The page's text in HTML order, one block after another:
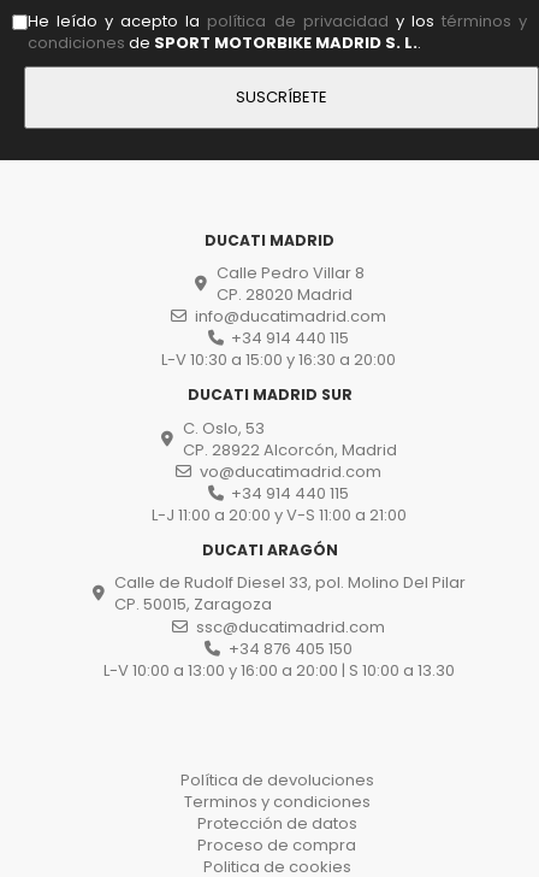
He leído y acepto la política de privacidad y lostérminos y
condiciones de SPORT MOTORBIKE MADRID S. L..
DUCATI MADRID
Calle Pedro Villar 8
CP. 28020 Madrid
info@ducatimadrid.com
+34 914 440 115
L-V 10:30 a 15:00 y 16:30 a 20:00
DUCATI MADRID SUR
C. Oslo, 53
CP. 28922 Alcorcón, Madrid
vo@ducatimadrid.com
+34 914 440 115
L-J 11:00 a 20:00 y V-S 11:00 a 21:00
DUCATI ARAGÓN
Calle de Rudolf Diesel 33, pol. Molino Del Pilar
CP. 50015, Zaragoza
ssc@ducatimadrid.com
+34 876 405 150
L-V 10:00 a 13:00 y 16:00 a 20:00 | S 10:00 a 13.30
Política de devoluciones
Terminos y condiciones
Protección de datos
Proceso de compra
Politica de cookies